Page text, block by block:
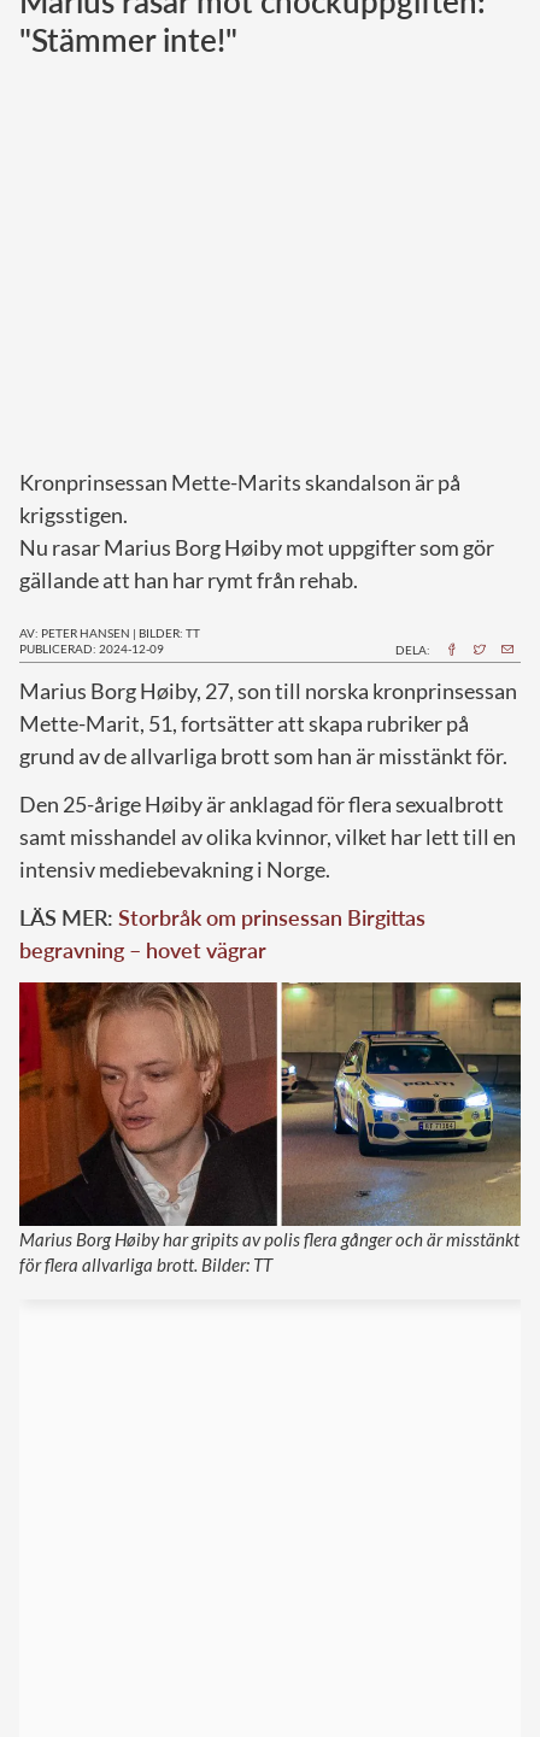
Norska kungahuset
"Stämmer inte!"
Kronprinsessan Mette-Marits skandalson är på
krigsstigen.
Nu rasar Marius Borg Høiby mot uppgifter som gör
gällande att han har rymt från rehab.
AV: PETER HANSEN | BILDER: TT
PUBLICERAD: 2024-12-09
DELA:
Marius Borg Høiby, 27, son till norska kronprinsessan
Mette-Marit, 51, fortsätter att skapa rubriker på
grund av de allvarliga brott som han är misstänkt för.
Den 25-årige Høiby är anklagad för flera sexualbrott
samt misshandel av olika kvinnor, vilket har lett till en
intensiv mediebevakning i Norge.
LÄS MER: Storbråk om prinsessan Birgittas
begravning – hovet vägrar
Marius Borg Høiby har gripits av polis flera gånger och är misstänkt
för flera allvarliga brott. Bilder: TT